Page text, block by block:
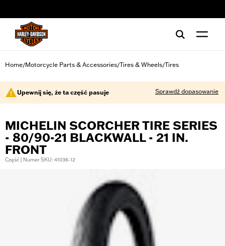
Home/Motorcycle Parts & Accessories/Tires & Wheels/Tires
Upewnij się, że ta część pasuje Sprawdź dopasowanie
MICHELIN SCORCHER TIRE SERIES
- 80/90-21 BLACKWALL - 21 IN.
FRONT
Część | Numer SKU: 41036-12